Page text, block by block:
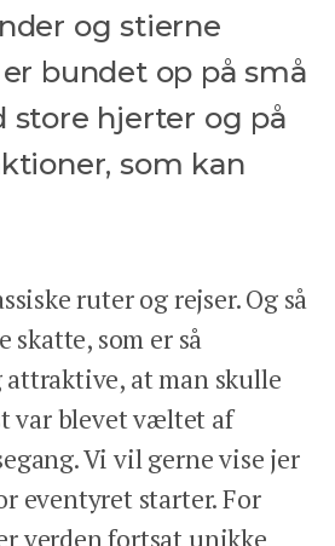
og stierne
bundet op på små
store hjerter og på
som kan
ruter og rejser. Og så
skatte, som er så
attraktive, at man skulle
var blevet væltet af
Vi vil gerne vise jer
eventyret starter. For
verden fortsat unikke
78 78 89 89